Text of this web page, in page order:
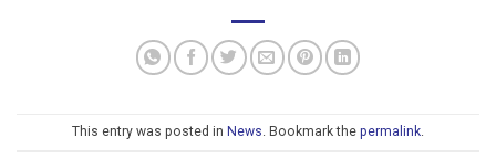
This entry was posted in News. Bookmark the permalink.